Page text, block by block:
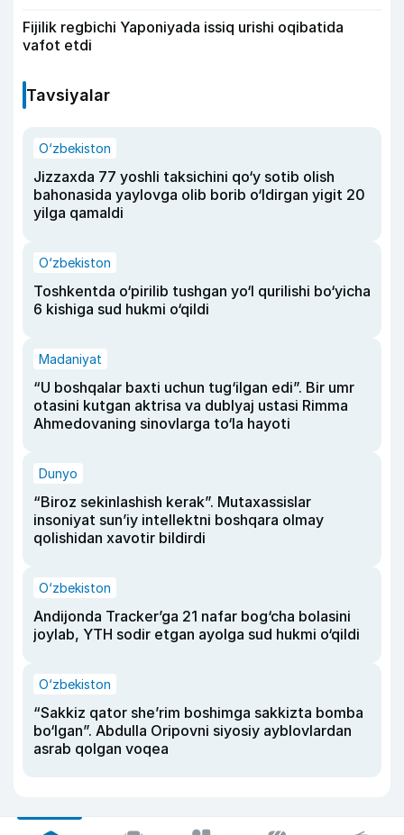
Fijilik regbichi Yaponiyada issiq urishi oqibatida
vafot etdi
Tavsiyalar
O‘zbekiston
Jizzaxda 77 yoshli taksichini qo‘y sotib olish
bahonasida yaylovga olib borib o‘ldirgan yigit 20
yilga qamaldi
O‘zbekiston
Toshkentda o‘pirilib tushgan yo‘l qurilishi bo‘yicha
6 kishiga sud hukmi o‘qildi
Madaniyat
“U boshqalar baxti uchun tug‘ilgan edi”. Bir umr
otasini kutgan aktrisa va dublyaj ustasi Rimma
Ahmedovaning sinovlarga to‘la hayoti
Dunyo
“Biroz sekinlashish kerak”. Mutaxassislar
insoniyat sun’iy intellektni boshqara olmay
qolishidan xavotir bildirdi
O‘zbekiston
Andijonda Tracker’ga 21 nafar bog‘cha bolasini
joylab, YTH sodir etgan ayolga sud hukmi o‘qildi
O‘zbekiston
“Sakkiz qator she’rim boshimga sakkizta bomba
bo‘lgan”. Abdulla Oripovni siyosiy ayblovlardan
asrab qolgan voqea